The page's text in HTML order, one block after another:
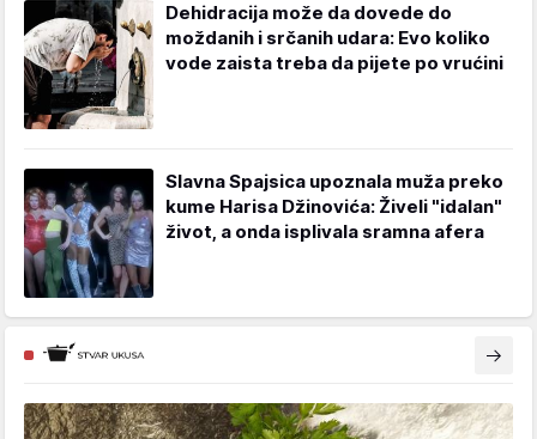
Dehidracija može da dovede do
moždanih i srčanih udara: Evo koliko
vode zaista treba da pijete po vrućini
Slavna Spajsica upoznala muža preko
kume Harisa Džinovića: Živeli "idalan"
život, a onda isplivala sramna afera